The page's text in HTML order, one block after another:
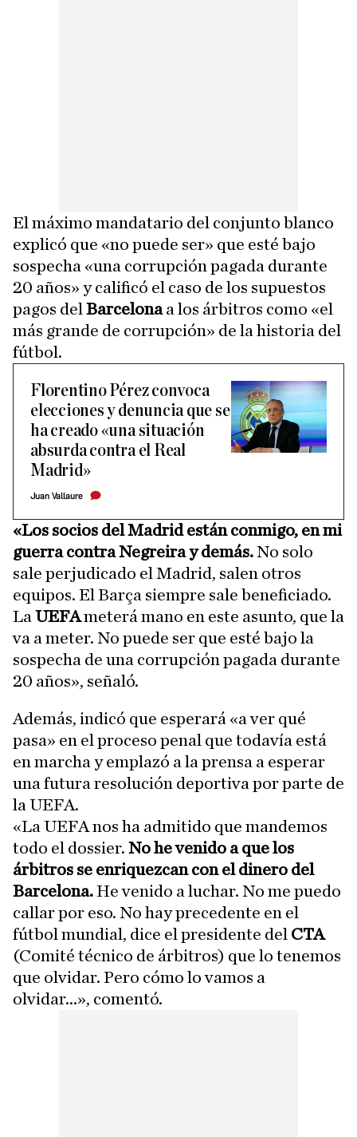
El máximo mandatario del conjunto blanco
explicó que «no puede ser» que esté bajo
sospecha «una corrupción pagada durante
20 años» y calificó el caso de los supuestos
pagos del Barcelonaa los árbitros como «el
más grande de corrupción» de la historia del
fútbol.
Florentino Pérez convoca
elecciones y denuncia que se
ha creado «una situación
absurda contra el Real
Madrid»
Juan Vallaure
«Los socios del Madrid están conmigo, en mi
guerra contra Negreira y demás.No solo
sale perjudicado el Madrid, salen otros
equipos. El Barça siempre sale beneficiado.
La UEFAmeterá mano en este asunto, que la
va a meter. No puede ser que esté bajo la
sospecha de una corrupción pagada durante
20 años», señaló.
Además, indicó que esperará «a ver qué
pasa» en el proceso penal que todavía está
en marcha y emplazó a la prensa a esperar
una futura resolución deportiva por parte de
la UEFA.
«La UEFA nos ha admitido que mandemos
todo el dossier. No he venido a que los
árbitros se enriquezcan con el dinero del
Barcelona.He venido a luchar. No me puedo
callar por eso. No hay precedente en el
fútbol mundial, dice el presidente del CTA
(Comité técnico de árbitros) que lo tenemos
que olvidar. Pero cómo lo vamos a
olvidar...», comentó.